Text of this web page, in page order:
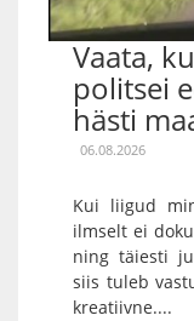
Vaata,
politsei
hästi
06.08.2026
Kui liigud
ilmselt ei
ning täiesti
siis tuleb
kreatiivne....